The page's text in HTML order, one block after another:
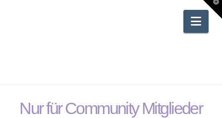
Nur für Community Mitglieder